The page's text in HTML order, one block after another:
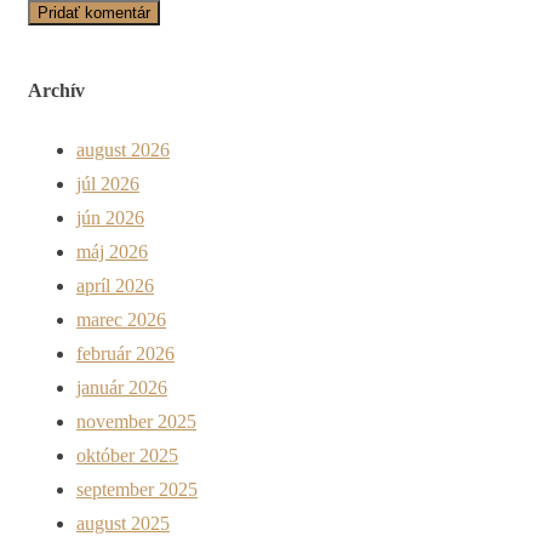
Archív
august 2026
júl 2026
jún 2026
máj 2026
apríl 2026
marec 2026
február 2026
január 2026
november 2025
október 2025
september 2025
august 2025